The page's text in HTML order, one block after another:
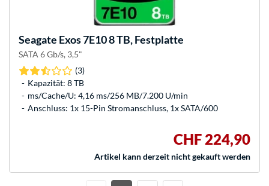
Seagate Exos 7E10 8 TB, Festplatte
SATA 6 Gb/s, 3,5"
(3)
Kapazität: 8 TB
ms/Cache/U: 4,16 ms/256 MB/7.200 U/min
Anschluss: 1x 15-Pin Stromanschluss, 1x SATA/600
CHF 224,90
Artikel kann derzeit nicht gekauft werden